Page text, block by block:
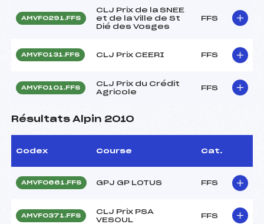
AMVF0291.FFS
CLJ Prix de la SNEE
et de la Ville de St
Dié des Vosges
FFS
AMVF0131.FFS CLJ Prix CEERI FFS
AMVF0101.FFS
CLJ Prix du Crédit
Agricole
FFS
Résultats Alpin 2010
Codex Course Cat.
AMVF0661.FFS GPJ GP LOTUS FFS
AMVF0371.FFS
CLJ Prix PSA
VESOUL
FFS